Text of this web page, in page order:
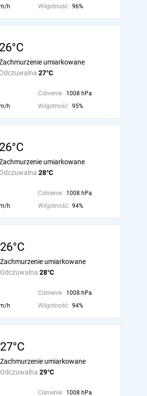
h Wilgotność: 96%
26°C
Odczuwalna 27°C
umiarkowane
Ciśnienie: 1008 hPa
h Wilgotność: 95%
26°C
Odczuwalna 28°C
umiarkowane
Ciśnienie: 1008 hPa
h Wilgotność: 94%
26°C
Odczuwalna 28°C
Zachmurzenie umiarkowane
Ciśnienie: 1008 hPa
h Wilgotność: 94%
27°C
Odczuwalna 29°C
Zachmurzenie umiarkowane
Ciśnienie: 1008 hPa